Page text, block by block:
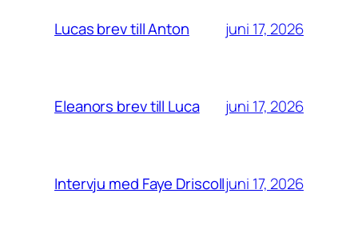
Lucas brev till Anton juni 17, 2026
Eleanors brev till Luca juni 17, 2026
Intervju med Faye Driscolljuni 17, 2026